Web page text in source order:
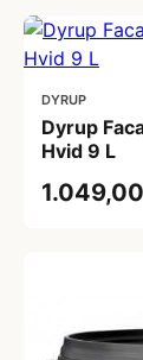
DYRUP
Dyrup
Hvid 9 L